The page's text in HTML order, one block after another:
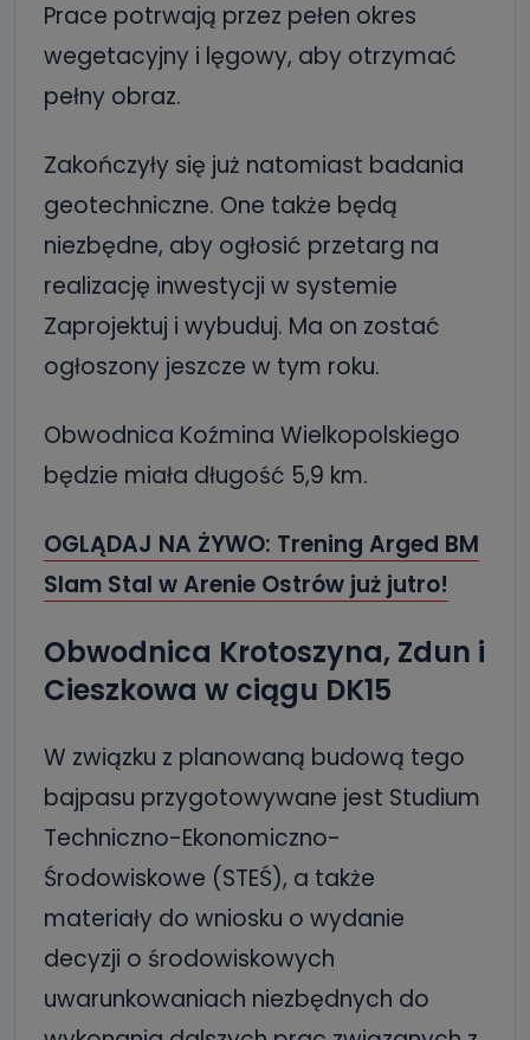
Prace potrwają przez pełen okres
wegetacyjny i lęgowy, aby otrzymać
pełny obraz.
Zakończyły się już natomiast badania
geotechniczne. One także będą
niezbędne, aby ogłosić przetarg na
realizację inwestycji w systemie
Zaprojektuj i wybuduj. Ma on zostać
ogłoszony jeszcze w tym roku.
Obwodnica Koźmina Wielkopolskiego
będzie miała długość 5,9 km.
OGLĄDAJ NA ŻYWO: Trening Arged BM
Slam Stal w Arenie Ostrów już jutro!
Obwodnica Krotoszyna, Zdun i
Cieszkowa w ciągu DK15
W związku z planowaną budową tego
bajpasu przygotowywane jest Studium
Techniczno-Ekonomiczno-
Środowiskowe (STEŚ), a także
materiały do wniosku o wydanie
decyzji o środowiskowych
uwarunkowaniach niezbędnych do